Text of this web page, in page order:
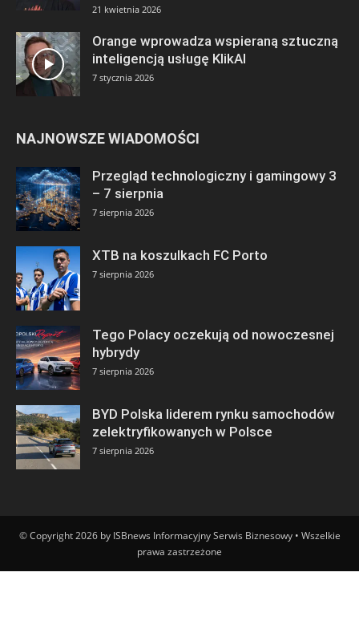
21 kwietnia 2026
Orange wprowadza wspieraną sztuczną
inteligencją usługę KlikAI
7 stycznia 2026
NAJNOWSZE WIADOMOŚCI
Przegląd technologiczny i gamingowy 3
– 7 sierpnia
7 sierpnia 2026
XTB na koszulkach FC Porto
7 sierpnia 2026
Tego Polacy oczekują od nowoczesnej
hybrydy
7 sierpnia 2026
BYD Polska liderem rynku samochodów
zelektryfikowanych w Polsce
7 sierpnia 2026
© Copyright 2026 by ISBnews Informacyjny Serwis Biznesowy • Wszelkie
prawa zastrzeżone